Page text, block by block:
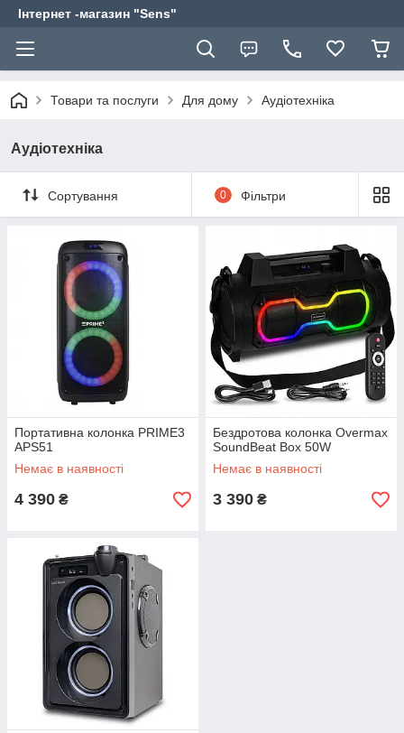
Інтернет -магазин "Sens"
Товари та послуги Для дому Аудіотехніка
Аудіотехніка
Сортування 0 Фільтри
Портативна колонка PRIME3
APS51
Немає в наявності
4 390 ₴
Бездротова колонка Overmax
SoundBeat Box 50W
Немає в наявності
3 390 ₴